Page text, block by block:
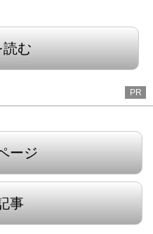
読む
PR
ージ
事